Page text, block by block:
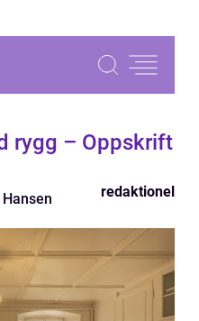
rygg – Oppskrift
redaktionel